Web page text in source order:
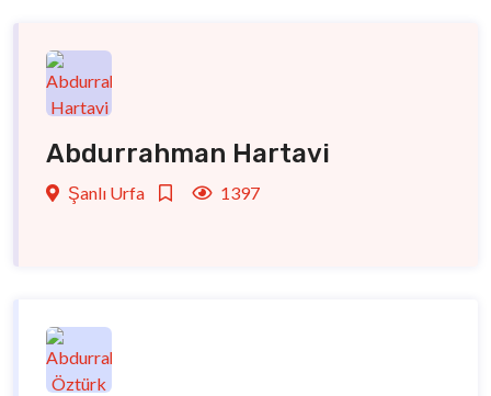
Abdurrahman Hartavi
Şanlı Urfa 1397